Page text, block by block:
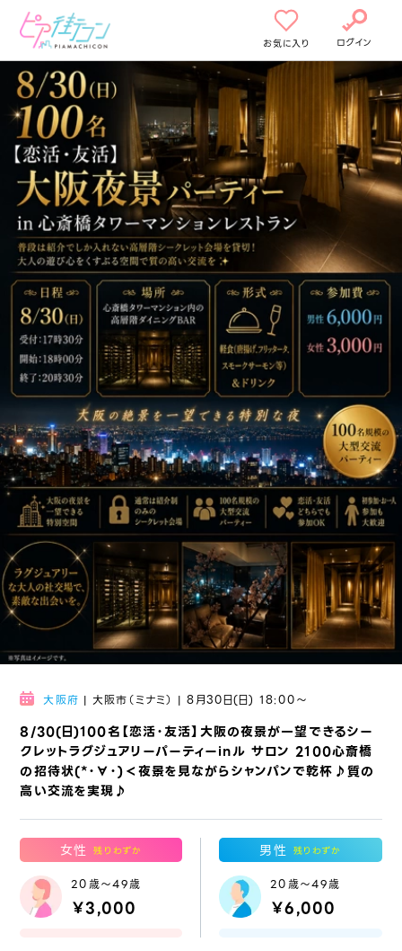
お気に入り ログイン
8/30(日)100名【恋活・友活】大阪の夜景が一望できるシー
クレットラグジュアリーパーティーinル サロン 2100心斎橋
の招待状(*・∀・)＜夜景を見ながらシャンパンで乾杯♪質の
高い交流を実現♪
大阪府 | 大阪市（ミナミ） | 8月30日(日) 18:00〜
女性 残りわずか
20歳～49歳
￥3,000
男性 残りわずか
20歳～49歳
￥6,000